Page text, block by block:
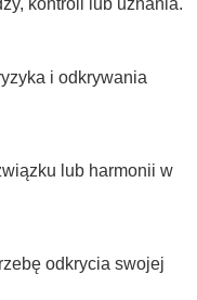
kontroli lub uznania.
i odkrywania
lub harmonii w
odkrycia swojej